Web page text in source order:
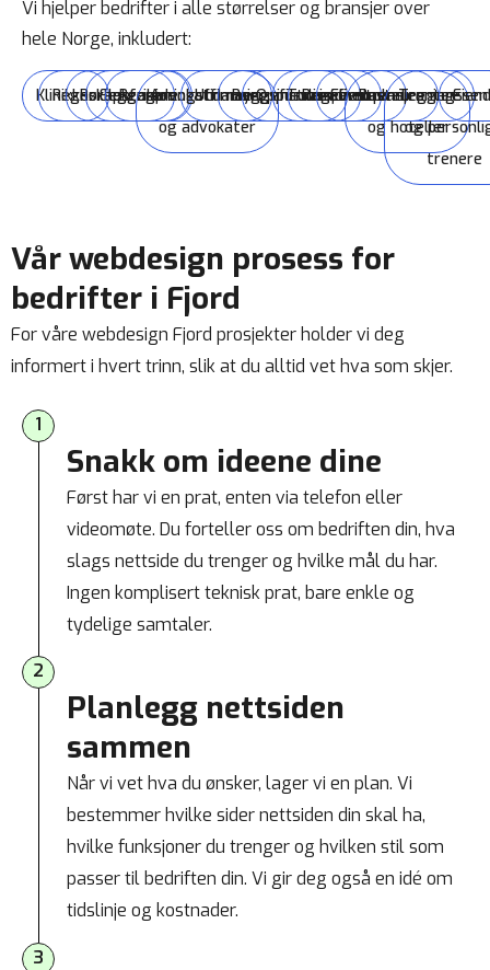
Vi hjelper bedrifter i alle størrelser og bransjer over
hele Norge, inkludert:
Klinikker
Regnskapsførere
Rørleggere
Elektrikere
Rengjøringsfirmaer
Advokatfirmaer
og advokater
Utdanningsinstitusjoner
Byggefirmaer
Oppussingsfirmaer
Turisme
Reiselivsbransjen
Eventplanleggere
Restauranter
og hoteller
og
trenere
Vår webdesign prosess for
bedrifter i Fjord
For våre webdesign Fjord prosjekter holder vi deg
informert i hvert trinn, slik at du alltid vet hva som skjer.
1
Snakk om ideene dine
Først har vi en prat, enten via telefon eller
videomøte. Du forteller oss om bedriften din, hva
slags nettside du trenger og hvilke mål du har.
Ingen komplisert teknisk prat, bare enkle og
tydelige samtaler.
2
Planlegg nettsiden
sammen​
Når vi vet hva du ønsker, lager vi en plan. Vi
bestemmer hvilke sider nettsiden din skal ha,
hvilke funksjoner du trenger og hvilken stil som
passer til bedriften din. Vi gir deg også en idé om
tidslinje og kostnader.
3